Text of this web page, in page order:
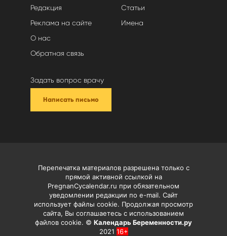
Редакция
Реклама на сайте
О нас
Обратная связь
Статьи
Имена
Задать вопрос врачу
Написать письмо
Перепечатка материалов разрешена только с
прямой активной ссылкой на
PregnanCycalendar.ru при обязательном
уведомлении редакции по e-mail. Сайт
использует файлы cookie. Продолжая просмотр
сайта, Вы соглашаетесь с использованием
файлов cookie. © Календарь Беременности.ру
2021 16+